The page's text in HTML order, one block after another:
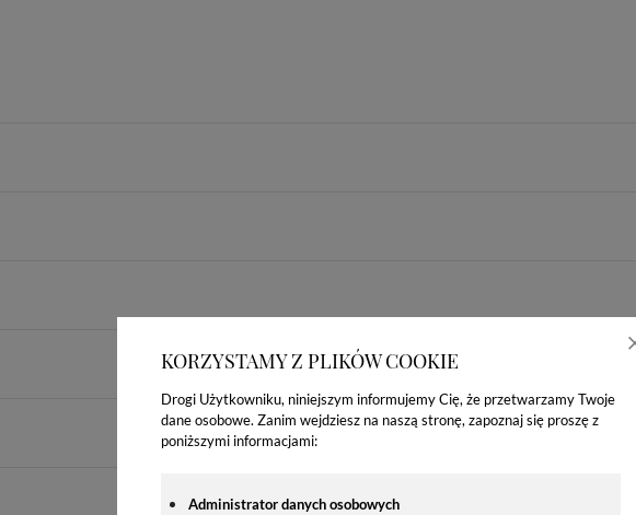
KORZYSTAMY Z PLIKÓW COOKIE
Drogi Użytkowniku, niniejszym informujemy Cię, że przetwarzamy Twoje
dane osobowe. Zanim wejdziesz na naszą stronę, zapoznaj się proszę z
poniższymi informacjami:
Administrator danych osobowych